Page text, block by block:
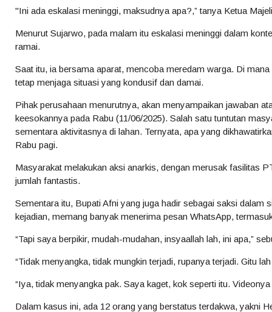
"Ini ada eskalasi meninggi, maksudnya apa?,” tanya Ketua
Menurut Sujarwo, pada malam itu eskalasi meninggi dalam
ramai.
Saat itu, ia bersama aparat, mencoba meredam warga. Di
tetap menjaga situasi yang kondusif dan damai.
Pihak perusahaan menurutnya, akan menyampaikan jawaban
keesokannya pada Rabu (11/06/2025). Salah satu tuntutan
sementara aktivitasnya di lahan. Ternyata, apa yang
Rabu pagi.
Masyarakat melakukan aksi anarkis, dengan merusak fasilitas
jumlah fantastis.
Sementara itu, Bupati Afni yang juga hadir sebagai saksi dalam
kejadian, memang banyak menerima pesan WhatsApp,
“Tapi saya berpikir, mudah-mudahan, insyaallah lah, ini apa,”
“Tidak menyangka, tidak mungkin terjadi, rupanya terjadi. Gitu
“Iya, tidak menyangka pak. Saya kaget, kok seperti itu.
Dalam kasus ini, ada 12 orang yang berstatus terdakwa, yakni